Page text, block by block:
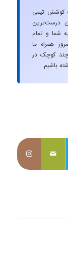
کوشش تیمی
درست‌ترین
شما و تمام
همراه ما
چند کوچک در
باشیم.